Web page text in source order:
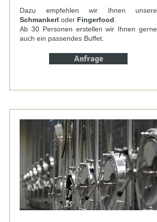
Dazu empfehlen wir Ihnen unsere
Schmankerl oder Fingerfood
Ab 30 Personen erstellen wir Ihnen gerne
auch ein passendes Buffet.
Anfrage